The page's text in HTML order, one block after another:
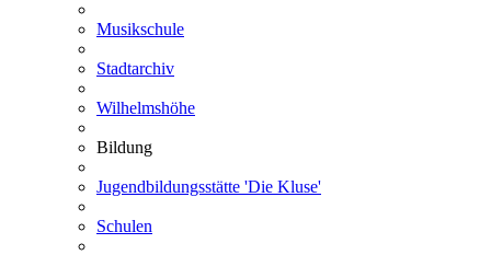
Musikschule
Stadtarchiv
Wilhelmshöhe
Bildung
Jugendbildungsstätte 'Die Kluse'
Schulen